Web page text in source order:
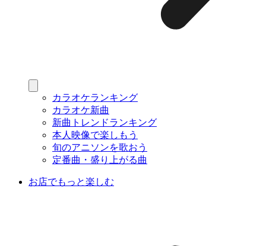
カラオケランキング
カラオケ新曲
新曲トレンドランキング
本人映像で楽しもう
旬のアニソンを歌おう
定番曲・盛り上がる曲
お店でもっと楽しむ